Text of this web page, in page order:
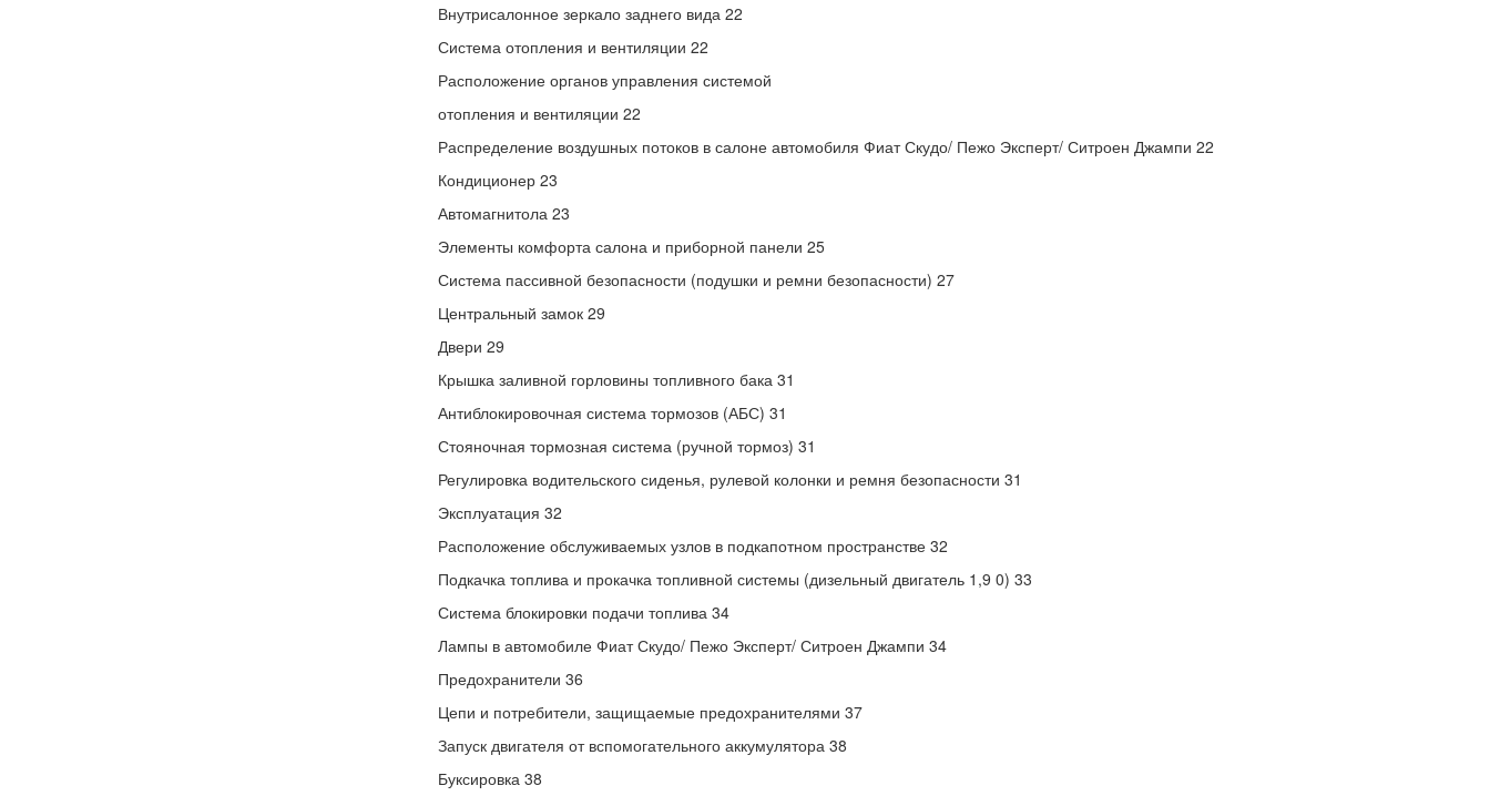
Внутрисалонное зеркало заднего вида 22
Система отопления и вентиляции 22
Расположение органов управления системой
отопления и вентиляции 22
Распределение воздушных потоков в салоне автомобиля Фиат Скудо/ Пежо Эксперт/ Ситроен Джампи 22
Кондиционер 23
Автомагнитола 23
Элементы комфорта салона и приборной панели 25
Система пассивной безопасности (подушки и ремни безопасности) 27
Центральный замок 29
Двери 29
Крышка заливной горловины топливного бака 31
Антиблокировочная система тормозов (АБС) 31
Стояночная тормозная система (ручной тормоз) 31
Регулировка водительского сиденья, рулевой колонки и ремня безопасности 31
Эксплуатация 32
Расположение обслуживаемых узлов в подкапотном пространстве 32
Подкачка топлива и прокачка топливной системы (дизельный двигатель 1,9 0) 33
Система блокировки подачи топлива 34
Лампы в автомобиле Фиат Скудо/ Пежо Эксперт/ Ситроен Джампи 34
Предохранители 36
Цепи и потребители, защищаемые предохранителями 37
Запуск двигателя от вспомогательного аккумулятора 38
Буксировка 38